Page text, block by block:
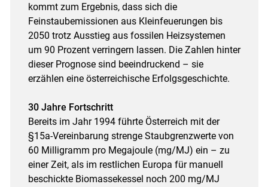
kommt zum Ergebnis, dass sich die
Feinstaubemissionen aus Kleinfeuerungen bis
2050 trotz Ausstieg aus fossilen Heizsystemen
um 90 Prozent verringern lassen. Die Zahlen hinter
dieser Prognose sind beeindruckend – sie
erzählen eine österreichische Erfolgsgeschichte.
30 Jahre Fortschritt
Bereits im Jahr 1994 führte Österreich mit der
§15a-Vereinbarung strenge Staubgrenzwerte von
60 Milligramm pro Megajoule (mg/MJ) ein – zu
einer Zeit, als im restlichen Europa für manuell
beschickte Biomassekessel noch 200 mg/MJ